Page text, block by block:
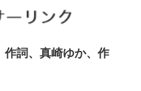
作詞、真崎ゆか、作